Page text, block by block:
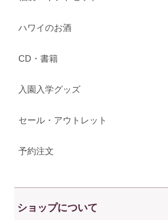
ハワイのお酒
CD・書籍
入園入学グッズ
セール・アウトレット
予約注文
ショップについて